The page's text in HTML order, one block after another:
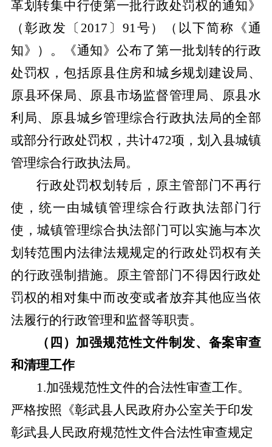
革划转集中行使第一批行政处罚权的通知》
（彰政发〔 2017〕91号）（以下简称《通
知》）。《通知》公布了第一批划转的行政
处罚权，包括原县住房和城乡规划建设局、
原县环保局、原县市场监督管理局、原县水
利局、原县城乡管理综合行政执法局的全部
或部分行政处罚权，共计472项，划入县城镇
管理综合行政执法局。
行政处罚权划转后，原主管部门不再行
使，统一由城镇管理综合行政执法部门行
使，城镇管理综合执法部门可以实施与本次
划转范围内法律法规规定的行政处罚权有关
的行政强制措施。原主管部门不得因行政处
罚权的相对集中而改变或者放弃其他应当依
法履行的行政管理和监督等职责。
（四） 加强规范性文件制发、备案审查
和清理工作
1.加强规范性文件的合法性审查工作。
严格按照《彰武县人民政府办公室关于印发
彰武县人民政府规范性文件合法性审查规定